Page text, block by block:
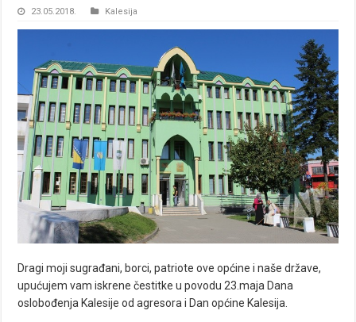
23.05.2018. Kalesija
Dragi moji sugrađani, borci, patriote ove općine i naše države,
upućujem vam iskrene čestitke u povodu 23.maja Dana
oslobođenja Kalesije od agresora i Dan općine Kalesija.